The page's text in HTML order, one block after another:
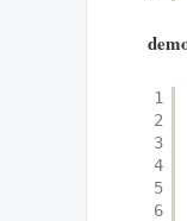
1
2
3
4
5
6